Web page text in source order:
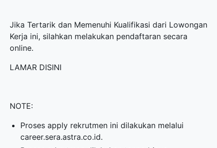
Jika Tertarik dan Memenuhi Kualifikasi dari Lowongan
Kerja ini, silahkan melakukan pendaftaran secara
online.
LAMAR DISINI
NOTE:
Proses apply rekrutmen ini dilakukan melalui
career.sera.astra.co.id.